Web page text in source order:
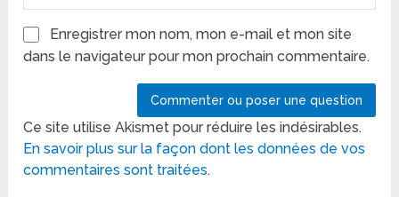
Enregistrer mon nom, mon e-mail et mon site
dans le navigateur pour mon prochain commentaire.
Ce site utilise Akismet pour réduire les indésirables.
En savoir plus sur la façon dont les données de vos
commentaires sont traitées.